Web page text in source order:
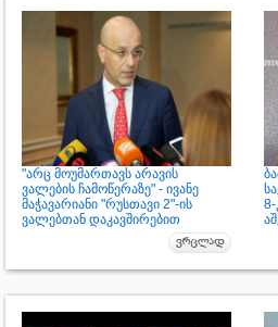
"არც მოუმართავს არავის
ვალების ჩამოწერაზე" - ივანე
მაჭავარიანი "რუსთავი 2"-ის
ვალებთან დაკავშირებით